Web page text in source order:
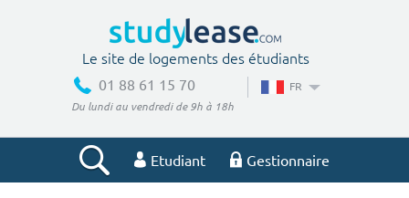
Le site de logements des étudiants
01 88 61 15 70
Du lundi au vendredi de 9h à 18h
FR
Etudiant Gestionnaire